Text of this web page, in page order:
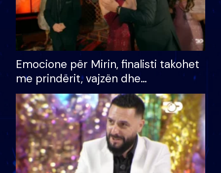
Emocione për Mirin, finalisti takohet
me prindërit, vajzën dhe
bashkëshorten: S’kemi ndonjë letër
divorci apo jo?